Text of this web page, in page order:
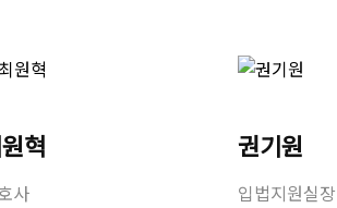
혁
사
권기원
입법지원실장